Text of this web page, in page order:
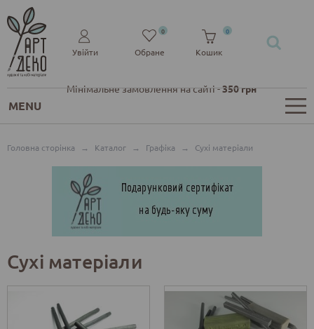
Мінімальне замовлення на сайті -350 грн
Увійти Обране
0
Кошик
0
MENU
Головна сторінка → Каталог → Графіка → Сухі матеріали
Сухі матеріали